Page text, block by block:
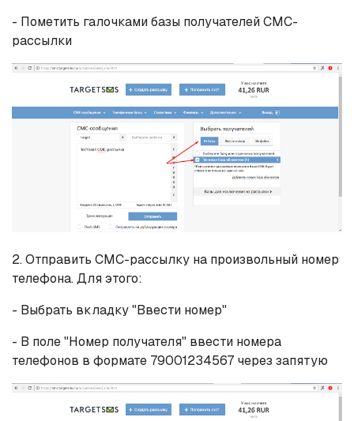
- Пометить галочками базы получателей СМС-
рассылки
2. Отправить СМС-рассылку на произвольный номер
телефона. Для этого:
- Выбрать вкладку "Ввести номер"
- В поле "Номер получателя" ввести номера
телефонов в формате 79001234567 через запятую